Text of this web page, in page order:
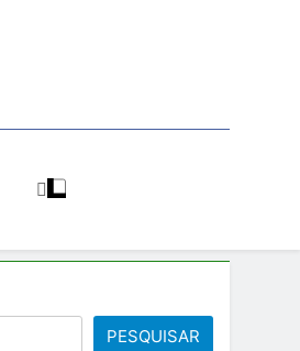
De
PESQUISAR